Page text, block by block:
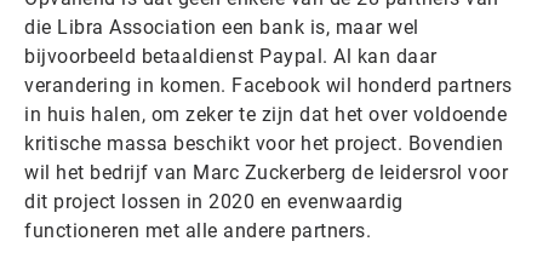
die Libra Association een bank is, maar wel
bijvoorbeeld betaaldienst Paypal. Al kan daar
verandering in komen. Facebook wil honderd partners
in huis halen, om zeker te zijn dat het over voldoende
kritische massa beschikt voor het project. Bovendien
wil het bedrijf van Marc Zuckerberg de leidersrol voor
dit project lossen in 2020 en evenwaardig
functioneren met alle andere partners.